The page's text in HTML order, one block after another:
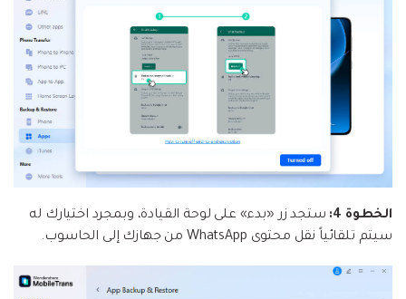
الخطوة 4:
ستجد زر «بدء» على لوحة القيادة، وبمجرد اختيارك له
سيتم تلقائياً نقل محتوى WhatsApp من جهازك إلى الحاسوب.